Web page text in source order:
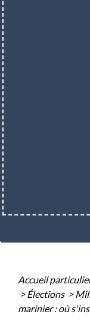
Accueil
> Élections >
marinier : où